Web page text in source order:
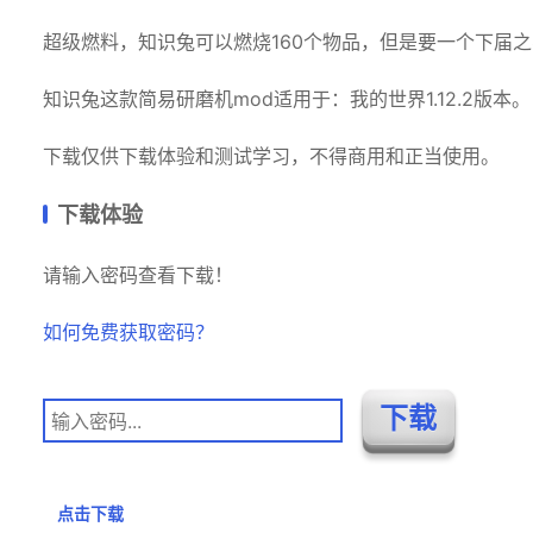
超级燃料，知识兔可以燃烧160个物品，但是要一个下届
知识兔这款简易研磨机mod适用于：我的世界1.12.2版本。
下载仅供下载体验和测试学习，不得商用和正当使用。
下载体验
请输入密码查看下载！
如何免费获取密码？
点击下载